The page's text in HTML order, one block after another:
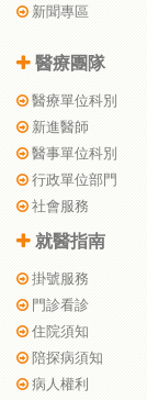
新聞專區
醫療團隊
醫療單位科別
新進醫師
醫事單位科別
行政單位部門
社會服務
就醫指南
掛號服務
門診看診
住院須知
陪探病須知
病人權利